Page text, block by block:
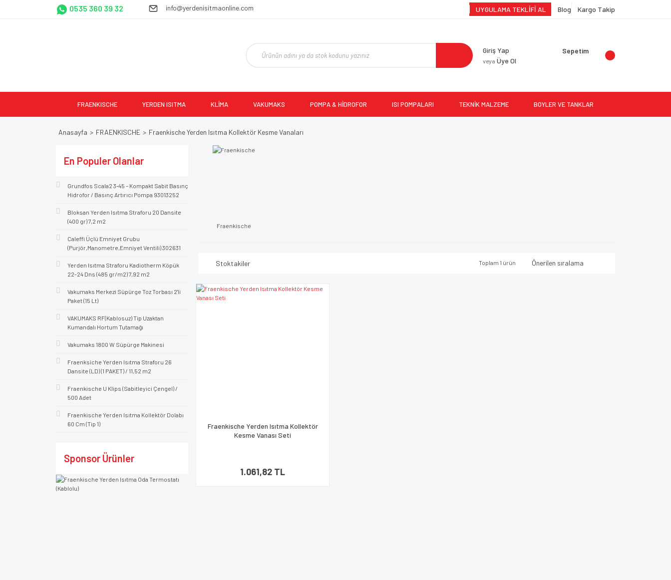
0535 360 39 32 info@yerdenisitmaonline.com UYGULAMA TEKLİFİ AL Blog Kargo Takip
Giriş Yap
veya Üye Ol
Sepetim
FRAENKISCHE YERDEN ISITMA KLİMA VAKUMAKS POMPA & HİDROFOR ISI POMPALARI TEKNİK MALZEME BOYLER VE TANKLAR
Anasayfa FRAENKISCHE Fraenkische Yerden Isıtma Kollektör Kesme Vanaları
En Populer Olanlar
Grundfos Scala2 3‑45 – Kompakt Sabit Basınç
Hidrofor / Basınç Artırıcı Pompa 93013252
Bloksan Yerden Isıtma Straforu 20 Dansite
(400 gr) 7,2 m2
Caleffi Üçlü Emniyet Grubu
(Purjör,Manometre,Emniyet Ventili) 302631
Yerden Isıtma Straforu Kadiotherm Köpük
22-24 Dns (485 gr/m2) 7,92 m2
Vakumaks Merkezi Süpürge Toz Torbası 2'li
Paket (15 Lt)
VAKUMAKS RF(Kablosuz) Tip Uzaktan
Kumandalı Hortum Tutamağı
Vakumaks 1800 W Süpürge Makinesi
Fraenksiche Yerden Isıtma Straforu 26
Dansite (LD) (1 PAKET) / 11,52 m2
Fraenkische U Klips (Sabitleyici Çengel) /
500 Adet
Fraenkische Yerden Isıtma Kollektör Dolabı
60 Cm (Tip 1)
Sponsor Ürünler
Fraenkische
Stoktakiler Toplam 1 ürün
Fraenkische Yerden Isıtma Kollektör
Kesme Vanası Seti
1.061,82 TL